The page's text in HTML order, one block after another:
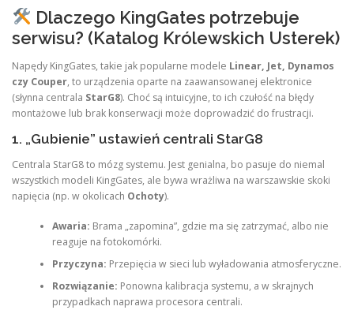
Dlaczego KingGates potrzebuje
serwisu? (Katalog Królewskich Usterek)
Napędy KingGates, takie jak popularne modele Linear, Jet, Dynamos
czy Couper, to urządzenia oparte na zaawansowanej elektronice
(słynna centrala StarG8). Choć są intuicyjne, to ich czułość na błędy
montażowe lub brak konserwacji może doprowadzić do frustracji.
1. „Gubienie” ustawień centrali StarG8
Centrala StarG8 to mózg systemu. Jest genialna, bo pasuje do niemal
wszystkich modeli KingGates, ale bywa wrażliwa na warszawskie skoki
napięcia (np. w okolicach Ochoty).
Awaria: Brama „zapomina”, gdzie ma się zatrzymać, albo nie
reaguje na fotokomórki.
Przyczyna: Przepięcia w sieci lub wyładowania atmosferyczne.
Rozwiązanie: Ponowna kalibracja systemu, a w skrajnych
przypadkach naprawa procesora centrali.